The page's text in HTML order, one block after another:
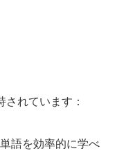
れています：
語を効率的に学べ